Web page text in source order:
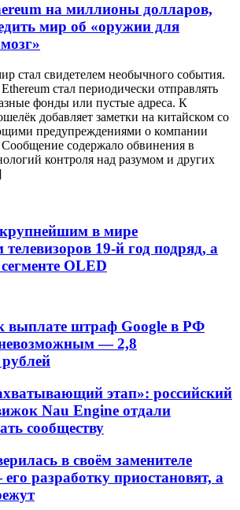
на миллионы долларов,
мир об «оружии для
стал свидетелем необычного события.
стал периодически отправлять
фонды или пустые адреса. К
добавляет заметки на китайском со
предупреждениями о компании
Сообщение содержало обвинения в
контроля над разумом и других
крупнейшим в мире
телевизоров 19-й год подряд, а
OLED
выплате штраф Google в РФ
невозможным — 2,8
этап»: российский
Nau Engine отдали
сообществу
в своём заменителе
разработку приостановят, а